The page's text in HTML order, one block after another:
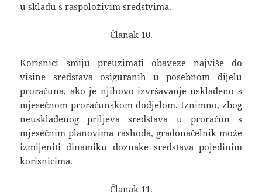
u skladu s raspoloživim sredstvima.
Članak 10.
Korisnici smiju preuzimati obaveze najviše do
visine sredstava osiguranih u posebnom dijelu
proračuna, ako je njihovo izvršavanje usklađeno s
mjesečnom proračunskom dodjelom. Iznimno, zbog
neusklađenog priljeva sredstava u proračun s
mjesečnim planovima rashoda, gradonačelnik može
izmijeniti dinamiku doznake sredstava pojedinim
korisnicima.
Članak 11.